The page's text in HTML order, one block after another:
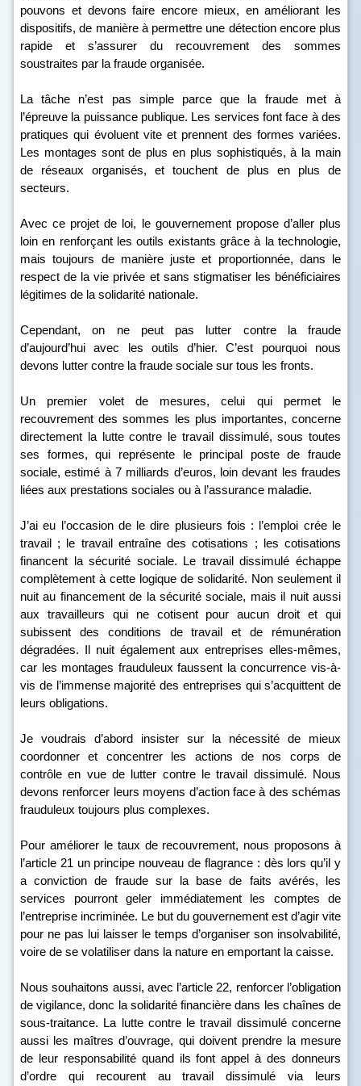
pouvons et devons faire encore mieux, en améliorant les
dispositifs, de manière à permettre une détection encore plus
rapide et s’assurer du recouvrement des sommes
soustraites par la fraude organisée.
La tâche n’est pas simple parce que la fraude met à
l’épreuve la puissance publique. Les services font face à des
pratiques qui évoluent vite et prennent des formes variées.
Les montages sont de plus en plus sophistiqués, à la main
de réseaux organisés, et touchent de plus en plus de
secteurs.
Avec ce projet de loi, le gouvernement propose d’aller plus
loin en renforçant les outils existants grâce à la technologie,
mais toujours de manière juste et proportionnée, dans le
respect de la vie privée et sans stigmatiser les bénéficiaires
légitimes de la solidarité nationale.
Cependant, on ne peut pas lutter contre la fraude
d’aujourd’hui avec les outils d’hier. C’est pourquoi nous
devons lutter contre la fraude sociale sur tous les fronts.
Un premier volet de mesures, celui qui permet le
recouvrement des sommes les plus importantes, concerne
directement la lutte contre le travail dissimulé, sous toutes
ses formes, qui représente le principal poste de fraude
sociale, estimé à 7 milliards d’euros, loin devant les fraudes
liées aux prestations sociales ou à l’assurance maladie.
J’ai eu l’occasion de le dire plusieurs fois : l’emploi crée le
travail ; le travail entraîne des cotisations ; les cotisations
financent la sécurité sociale. Le travail dissimulé échappe
complètement à cette logique de solidarité. Non seulement il
nuit au financement de la sécurité sociale, mais il nuit aussi
aux travailleurs qui ne cotisent pour aucun droit et qui
subissent des conditions de travail et de rémunération
dégradées. Il nuit également aux entreprises elles-mêmes,
car les montages frauduleux faussent la concurrence vis-à-
vis de l’immense majorité des entreprises qui s’acquittent de
leurs obligations.
Je voudrais d’abord insister sur la nécessité de mieux
coordonner et concentrer les actions de nos corps de
contrôle en vue de lutter contre le travail dissimulé. Nous
devons renforcer leurs moyens d’action face à des schémas
frauduleux toujours plus complexes.
Pour améliorer le taux de recouvrement, nous proposons à
l’article 21 un principe nouveau de flagrance : dès lors qu’il y
a conviction de fraude sur la base de faits avérés, les
services pourront geler immédiatement les comptes de
l’entreprise incriminée. Le but du gouvernement est d’agir vite
pour ne pas lui laisser le temps d’organiser son insolvabilité,
voire de se volatiliser dans la nature en emportant la caisse.
Nous souhaitons aussi, avec l’article 22, renforcer l’obligation
de vigilance, donc la solidarité financière dans les chaînes de
sous-traitance. La lutte contre le travail dissimulé concerne
aussi les maîtres d’ouvrage, qui doivent prendre la mesure
de leur responsabilité quand ils font appel à des donneurs
d’ordre qui recourent au travail dissimulé via leurs